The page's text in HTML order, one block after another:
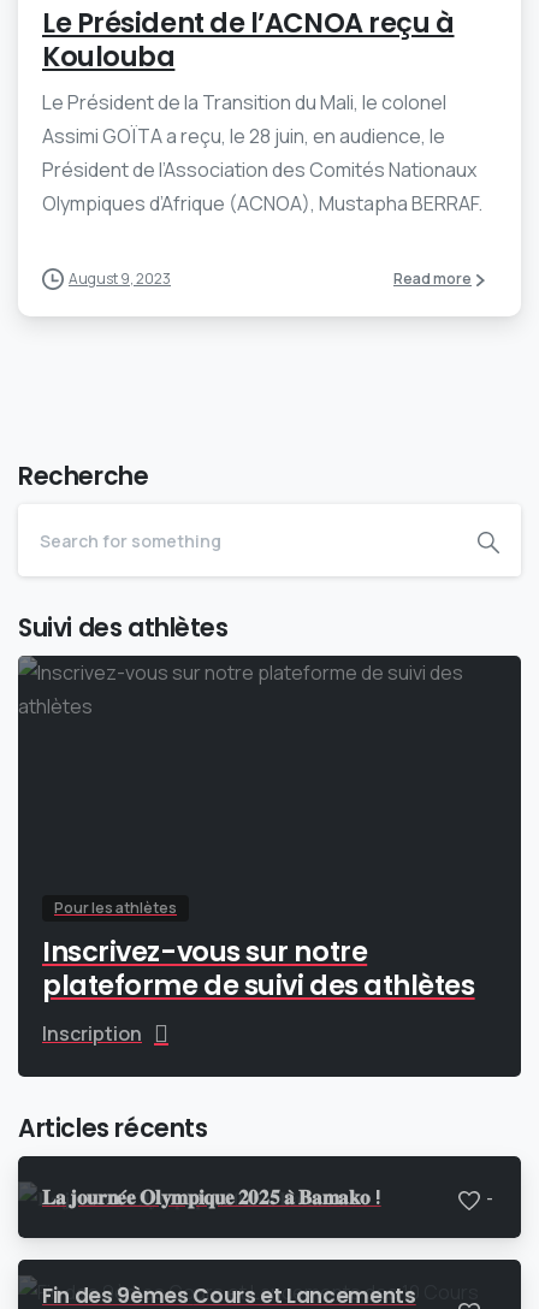
Le Président de l’ACNOA reçu à
Koulouba
Le Président de la Transition du Mali, le colonel
Assimi GOÏTA a reçu, le 28 juin, en audience, le
Président de l’Association des Comités Nationaux
Olympiques d’Afrique (ACNOA), Mustapha BERRAF.
August 9, 2023 Read more
Recherche
Suivi des athlètes
Pour les athlètes
Inscrivez-vous sur notre
plateforme de suivi des athlètes
Inscription
Articles récents
𝐋𝐚 𝐣𝐨𝐮𝐫𝐧𝐞́𝐞 𝐎𝐥𝐲𝐦𝐩𝐢𝐪𝐮𝐞 𝟐𝟎𝟐𝟓 𝐚̀ 𝐁𝐚𝐦𝐚𝐤𝐨 ! -
Fin des 9èmes Cours et Lancements